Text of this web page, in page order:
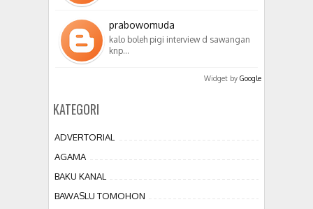
prabowomuda
kalo boleh pigi interview d sawangan
knp…
Widget by Google
KATEGORI
ADVERTORIAL
AGAMA
BAKU KANAL
BAWASLU TOMOHON